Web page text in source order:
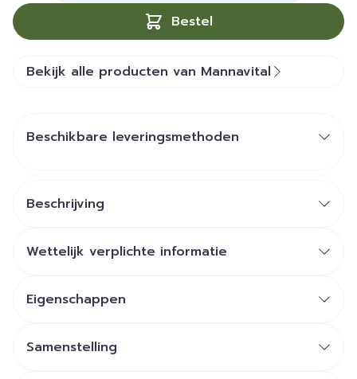
Bestel
Bekijk alle producten van Mannavital
Beschikbare leveringsmethoden
Beschrijving
Wettelijk verplichte informatie
Eigenschappen
Samenstelling